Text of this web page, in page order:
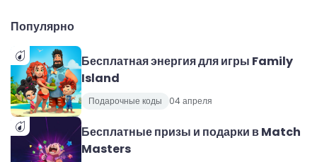
Популярно
Бесплатная энергия для игры Family
Island
Подарочные коды 04 апреля
Бесплатные призы и подарки в Match
Masters